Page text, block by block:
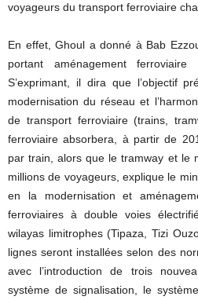
voyageurs du transport ferroviaire
En effet, Ghoul a donné à Bab
portant aménagement
S’exprimant, il dira que l’objectif
modernisation du réseau et
de transport ferroviaire (trains,
ferroviaire absorbera, à partir de
par train, alors que le tramway et le
millions de voyageurs, explique le
en la modernisation et
ferroviaires à double voies
wilayas limitrophes (Tipaza, Tizi
lignes seront installées selon des
avec l’introduction de trois
système de signalisation, le